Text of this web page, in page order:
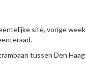
site, vorige week
tussen Den Haag